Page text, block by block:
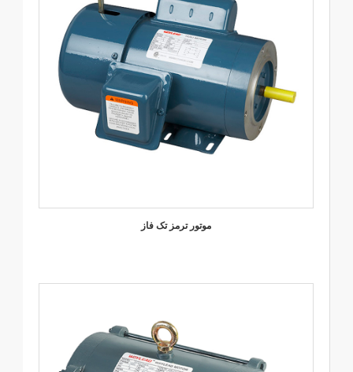
موتور ترمز تک فاز